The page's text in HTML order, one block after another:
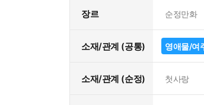
장르 순정만화
소재/관계 (공통) 영애물/여
소재/관계 (순정) 첫사랑